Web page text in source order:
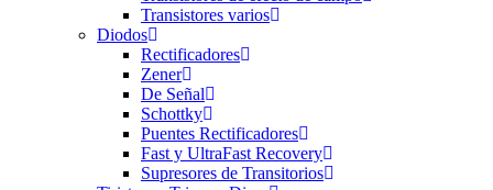
Transistores varios
Diodos
Rectificadores
Zener
De Señal
Schottky
Puentes Rectificadores
Fast y UltraFast Recovery
Supresores de Transitorios